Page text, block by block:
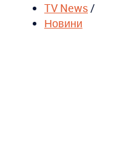
TV News/
Новини